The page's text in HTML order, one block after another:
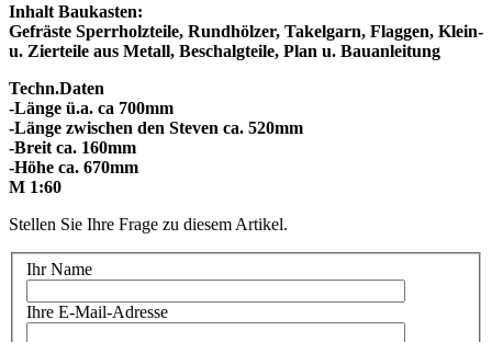
Inhalt Baukasten:
Gefräste Sperrholzteile, Rundhölzer, Takelgarn, Flaggen, Klein-
u. Zierteile aus Metall, Beschalgteile, Plan u. Bauanleitung
Techn.Daten
-Länge ü.a. ca 700mm
-Länge zwischen den Steven ca. 520mm
-Breit ca. 160mm
-Höhe ca. 670mm
M 1:60
Stellen Sie Ihre Frage zu diesem Artikel.
Ihr Name
Ihre E-Mail-Adresse